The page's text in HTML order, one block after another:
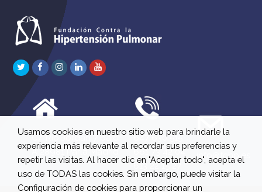
TwitterFacebook
Instagram
LinkedInYoutube
C/ Río Jordán 7 bajo
A 28981 Parla Madrid
647 630 515
661 73 42 04
613 22 15 27
info@fchp.es
Usamos cookies en nuestro sitio web para brindarle la
experiencia más relevante al recordar sus preferencias y
repetir las visitas. Al hacer clic en "Aceptar todo", acepta el
uso de TODAS las cookies. Sin embargo, puede visitar la
Configuración de cookies para proporcionar un